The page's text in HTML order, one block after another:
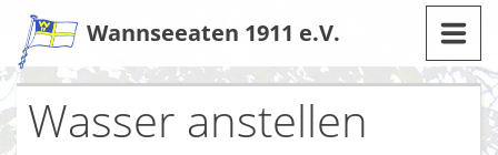
Zum
Inhalt
Wannseeaten 1911 e.V.
Wasser anstellen